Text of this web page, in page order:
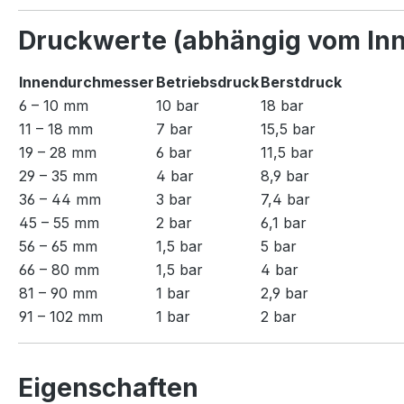
Druckwerte (abhängig vom
Innendurchmesser BetriebsdruckBerstdruck
6 – 10 mm
10 bar
18 bar
11 – 18 mm
7 bar
15,5 bar
19 – 28 mm
6 bar
11,5 bar
29 – 35 mm
4 bar
8,9 bar
36 – 44 mm
3 bar
7,4 bar
45 – 55 mm
2 bar
6,1 bar
56 – 65 mm
1,5 bar
5 bar
66 – 80 mm
1,5 bar
4 bar
81 – 90 mm
1 bar
2,9 bar
91 – 102 mm
1 bar 2 bar
Eigenschaften